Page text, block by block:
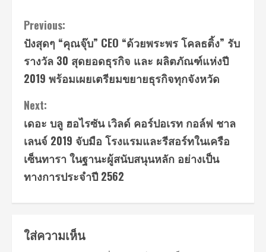
Continue
Reading
Previous:
ปังสุดๆ “คุณจุ๊บ” CEO “ด้วยพระพร โคลธติ้ง” รับ
รางวัล 30 สุดยอดธุรกิจ และ ผลิตภัณฑ์แห่งปี
2019 พร้อมเผยเตรียมขยายธุรกิจทุกจังหวัด
Next:
เดอะ บลู ฮอไรซัน เวิลด์ คอร์ปอเรท กอล์ฟ ชาล
เลนจ์ 2019 จับมือ โรงแรมและรีสอร์ทในเครือ
เซ็นทารา ในฐานะผู้สนับสนุนหลัก อย่างเป็น
ทางการประจำปี 2562
ใส่ความเห็น